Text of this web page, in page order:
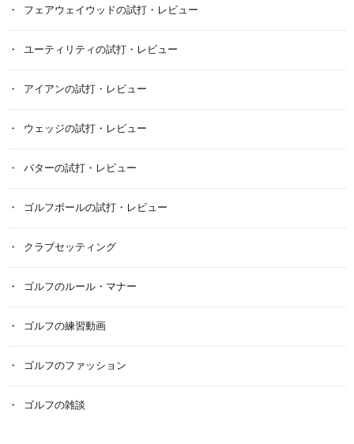
フェアウェイウッドの試打・レビュー
ユーティリティの試打・レビュー
アイアンの試打・レビュー
ウェッジの試打・レビュー
パターの試打・レビュー
ゴルフボールの試打・レビュー
クラブセッティング
ゴルフのルール・マナー
ゴルフの練習動画
ゴルフのファッション
ゴルフの雑談